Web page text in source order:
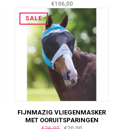
€106,00
SALE
FIJNMAZIG VLIEGENMASKER
MET OORUITSPARINGEN